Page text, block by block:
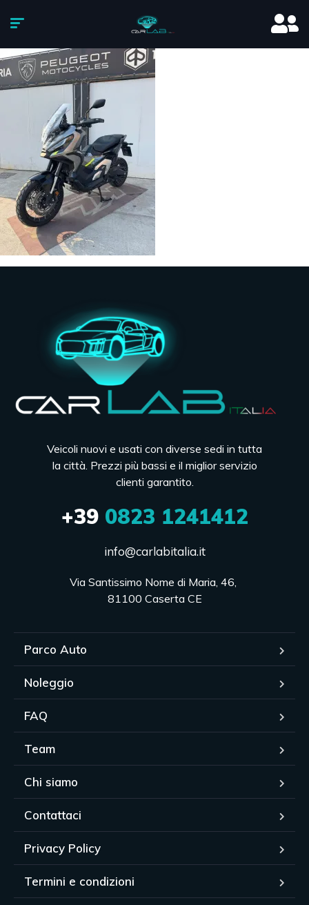
Veicoli nuovi e usati con diverse sedi in tutta
la città. Prezzi più bassi e il miglior servizio
clienti garantito.
+390823 1241412
info@carlabitalia.it
Via Santissimo Nome di Maria, 46,
81100 Caserta CE
Parco Auto
Noleggio
FAQ
Team
Chi siamo
Contattaci
Privacy Policy
Termini e condizioni